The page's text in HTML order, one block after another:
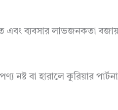
এবং ব্যবসার লাভজনকতা
পণ্য নষ্ট বা হারালে কুরিয়ার